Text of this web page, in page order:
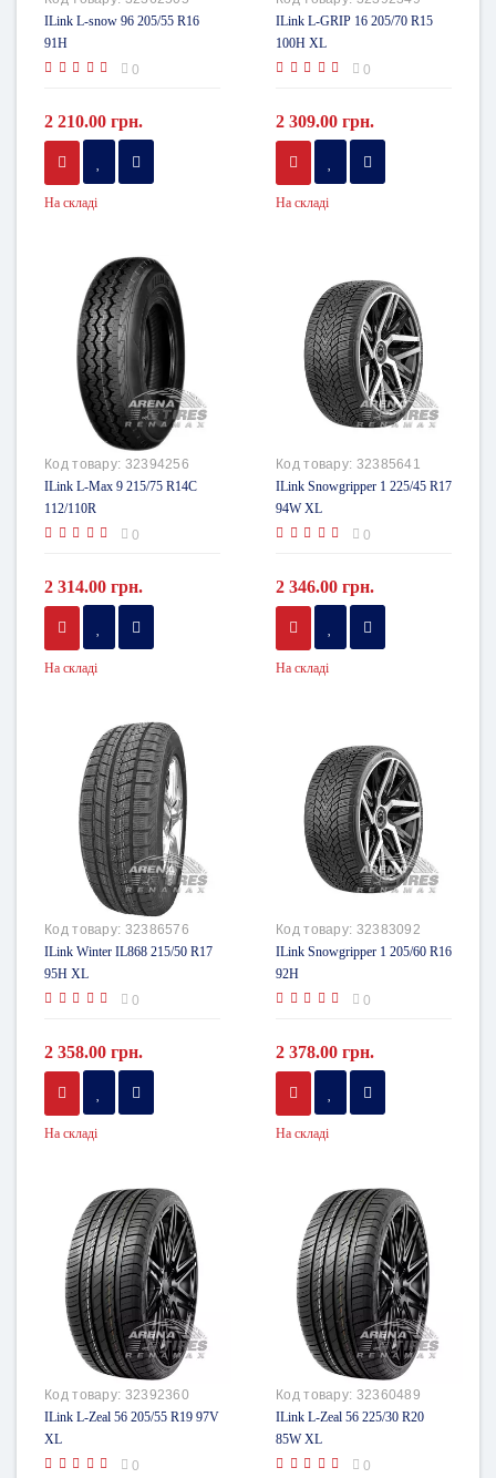
ILink L-snow 96 205/55 R16
91H
0
2 210.00 грн.
На складі
ILink L-GRIP 16 205/70 R15
100H XL
0
2 309.00 грн.
На складі
Код товару: 32394256
ILink L-Max 9 215/75 R14C
112/110R
0
2 314.00 грн.
На складі
Код товару: 32385641
ILink Snowgripper 1 225/45 R17
94W XL
0
2 346.00 грн.
На складі
Код товару: 32386576
ILink Winter IL868 215/50 R17
95H XL
0
2 358.00 грн.
На складі
Код товару: 32383092
ILink Snowgripper 1 205/60 R16
92H
0
2 378.00 грн.
На складі
Код товару: 32392360
ILink L-Zeal 56 205/55 R19 97V
XL
0
Код товару: 32360489
ILink L-Zeal 56 225/30 R20
85W XL
0